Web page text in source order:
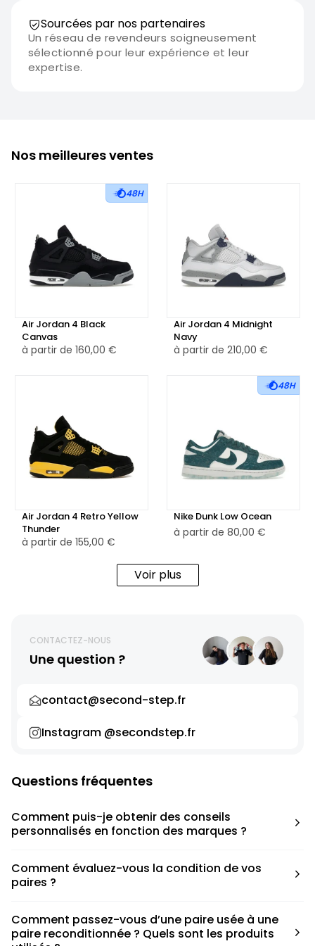
Sourcées par nos partenaires
Un réseau de revendeurs soigneusement
sélectionné pour leur expérience et leur
expertise.
Nos meilleures ventes
48H
Air Jordan 4 Black
Canvas
à partir de 160,00 €
Air Jordan 4 Midnight
Navy
à partir de 210,00 €
Air Jordan 4 Retro Yellow
Thunder
à partir de 155,00 €
48H
Nike Dunk Low Ocean
à partir de 80,00 €
Voir plus
CONTACTEZ-NOUS
Une question ?
contact@second-step.fr
Instagram @secondstep.fr
Questions fréquentes
Comment puis-je obtenir des conseils
personnalisés en fonction des marques ?
pour déterminer la taille appropriée, que ce soit une taille
en dessous, au-dessus ou correspondant à votre taille
Comment évaluez-vous la condition de vos
paires ?
défauts spécifiques de chaque paire.
Comment passez-vous d’une paire usée à une
paire reconditionnée ? Quels sont les produits